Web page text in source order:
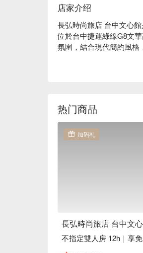
店家介绍
長弘時尚旅店 台中文心
位於台中捷運綠線G8文
氛圍，結合現代簡約風格
長弘時尚旅店 台中文心
息方案立刻查看⬇︎
热门商品
加码礼
長弘時尚旅店 台中文